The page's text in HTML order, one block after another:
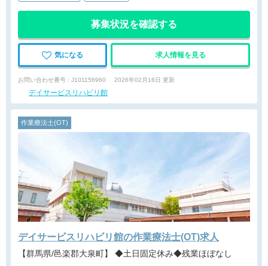
募集状況を確認する
気になる 求人情報を見る
お問い合わせ番号 : J101156960 2026年02月16日 更新
デイサービスリハビリ館
作業療法士(OT)
デイサービスリハビリ館の作業療法士(OT)求人
【群馬県/邑楽郡大泉町】 ◆土日固定休み◆残業ほぼなし